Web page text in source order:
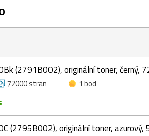
(2791B002), originální toner, černý,
72000 stran
1 bod
(2795B002), originální toner,